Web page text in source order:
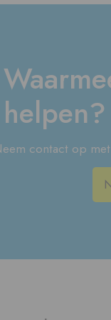
helpen?
contact op